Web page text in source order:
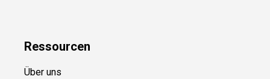
Ressourcen
Über uns